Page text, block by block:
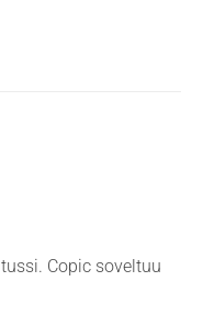
Copic soveltuu